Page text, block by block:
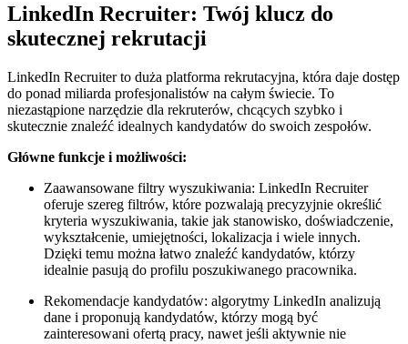
LinkedIn Recruiter: Twój klucz do
skutecznej rekrutacji
LinkedIn Recruiter to duża platforma rekrutacyjna, która daje dostęp
do ponad miliarda profesjonalistów na całym świecie. To
niezastąpione narzędzie dla rekruterów, chcących szybko i
skutecznie znaleźć idealnych kandydatów do swoich zespołów.
Główne funkcje i możliwości:
Zaawansowane filtry wyszukiwania: LinkedIn Recruiter
oferuje szereg filtrów, które pozwalają precyzyjnie określić
kryteria wyszukiwania, takie jak stanowisko, doświadczenie,
wykształcenie, umiejętności, lokalizacja i wiele innych.
Dzięki temu można łatwo znaleźć kandydatów, którzy
idealnie pasują do profilu poszukiwanego pracownika.
Rekomendacje kandydatów: algorytmy LinkedIn analizują
dane i proponują kandydatów, którzy mogą być
zainteresowani ofertą pracy, nawet jeśli aktywnie nie